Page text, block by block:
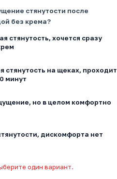
стянутости после
без крема?
стянутость, хочется сразу
стянутость на щеках, проходит
минут
но в целом комфортно
дискомфорта нет
один вариант.